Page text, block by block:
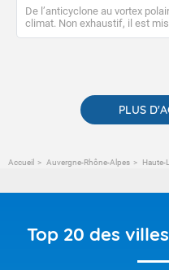
De l’anticyclone au vortex
climat. Non exhaustif, il est
publications. Vous y trouverez
PLUS
Accueil Auvergne-Rhône-Alpes Haute-
Top 20 des